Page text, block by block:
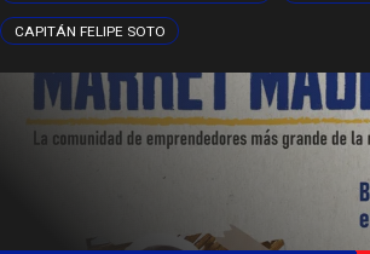
CAPITÁN FELIPE SOTO